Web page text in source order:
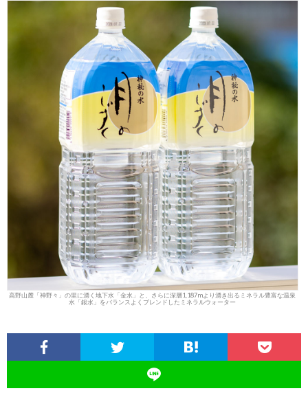
高野山麓「神野々」の里に湧く地下水「金水」と、さらに深層1,187mより湧き出るミネラル豊富な温泉
水「銀水」をバランスよくブレンドしたミネラルウォーター